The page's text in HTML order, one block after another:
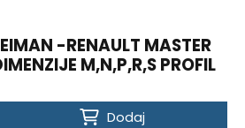
-RENAULT MASTER
M,N,P,R,S PROFIL
Dodaj